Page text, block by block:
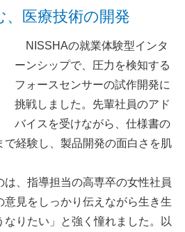
、医療技術の開発
NISSHAの就業体験型インタ
ーンシップで、圧力を検知する
フォースセンサーの試作開発に
挑戦しました。先輩社員のアド
バイスを受けながら、仕様書の
で経験し、製品開発の面白さを肌
、指導担当の高専卒の女性社員
意見をしっかり伝えながら生き生
なりたい」と強く憧れました。以